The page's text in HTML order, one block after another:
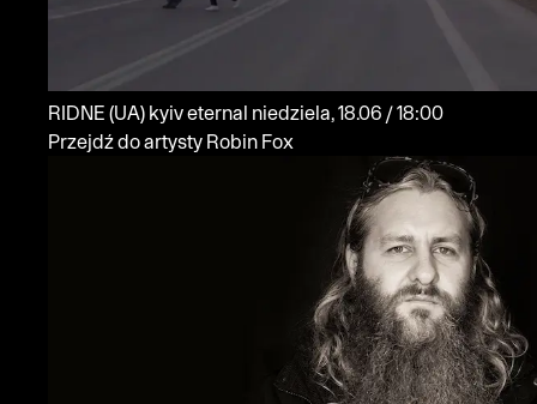
RIDNE (UA) kyiv eternal
niedziela, 18.06 / 18:00
Przejdź do artysty Robin Fox